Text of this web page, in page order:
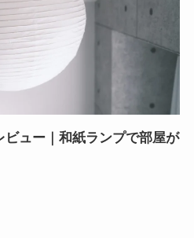
ュー｜和紙ランプで部屋が